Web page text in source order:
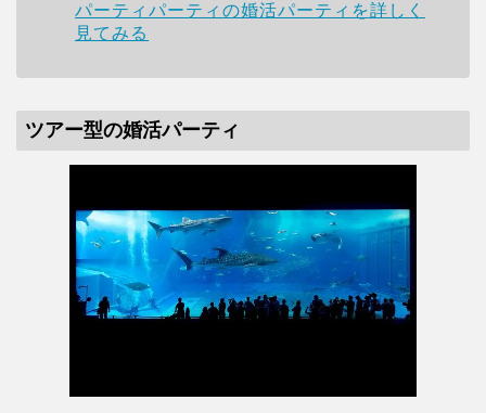
パーティパーティの婚活パーティを詳しく
見てみる
ツアー型の婚活パーティ